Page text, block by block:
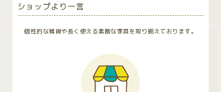
ショップより一言
個性的な雑貨や長く使える素敵な家具を取り揃えております。